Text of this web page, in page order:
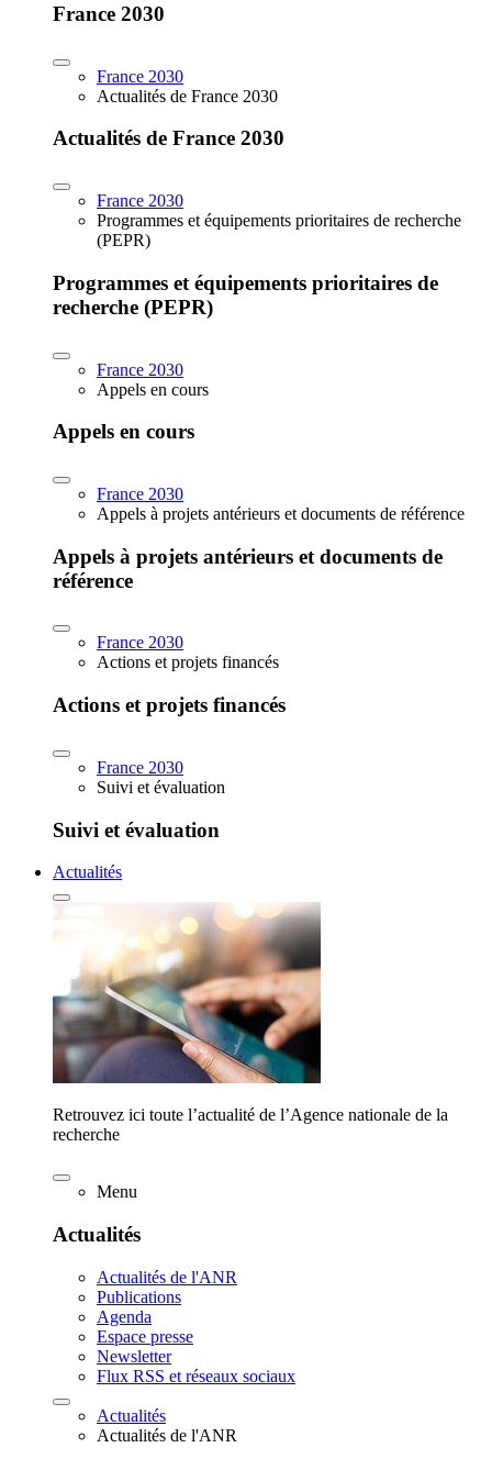
France 2030
France 2030
Actualités de France 2030
Actualités de France 2030
France 2030
Programmes et équipements prioritaires de recherche
(PEPR)
Programmes et équipements prioritaires de
recherche (PEPR)
France 2030
Appels en cours
Appels en cours
France 2030
Appels à projets antérieurs et documents de référence
Appels à projets antérieurs et documents de
référence
France 2030
Actions et projets financés
Actions et projets financés
France 2030
Suivi et évaluation
Suivi et évaluation
Actualités
Retrouvez ici toute l’actualité de l’Agence nationale de la
recherche
Menu
Actualités
Actualités de l'ANR
Publications
Agenda
Espace presse
Newsletter
Flux RSS et réseaux sociaux
Actualités
Actualités de l'ANR